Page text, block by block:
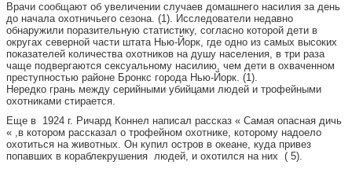
Врачи сообщают об увеличении случаев домашнего насилия за день
до начала охотничьего сезона. (1). Исследователи недавно
обнаружили поразительную статистику, согласно которой дети в
округах северной части штата Нью-Йорк, где одно из самых высоких
показателей количества охотников на душу населения, в три раза
чаще подвергаются сексуальному насилию, чем дети в охваченном
преступностью районе Бронкс города Нью-Йорк. (1).
Нередко грань между серийными убийцами людей и трофейными
охотниками стирается.
Еще в 1924 г. Ричард Коннел написал рассказ « Самая опасная дичь
« ,в котором рассказал о трофейном охотнике, которому надоело
охотиться на животных. Он купил остров в океане, куда привез
попавших в кораблекрушения людей, и охотился на них ( 5).